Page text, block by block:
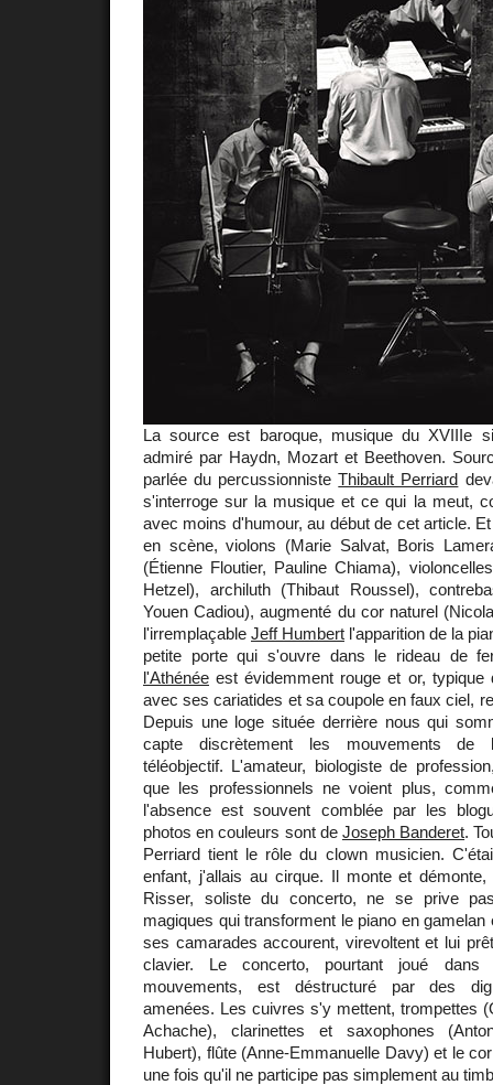
La source est baroque, musique du XVIIIe
admiré par Haydn, Mozart et Beethoven.
parlée du percussionnisteThibault Perriard
s'interroge sur la musique et ce qui la meut,
avec moins d'humour, au début de cet article.
en scène, violons (Marie Salvat, Boris
(Étienne Floutier, Pauline Chiama),
Hetzel), archiluth (Thibaut Roussel),
Youen Cadiou), augmenté du cor naturel
l'irremplaçable Jeff Humbert l'apparition de la
petite porte qui s'ouvre dans le rideau de
l'Athénée est évidemment rouge et or, typique
avec ses cariatides et sa coupole en faux ciel,
Depuis une loge située derrière nous qui
capte discrètement les mouvements de
téléobjectif. L'amateur, biologiste de
que les professionnels ne voient plus,
l'absence est souvent comblée par les
photos en couleurs sont de Joseph Banderet.
Perriard tient le rôle du clown musicien.
enfant, j'allais au cirque. Il monte et
Risser, soliste du concerto, ne se prive
magiques qui transforment le piano en
ses camarades accourent, virevoltent et lui
clavier. Le concerto, pourtant joué
mouvements, est déstructuré par des
amenées. Les cuivres s'y mettent, trompettes
Achache), clarinettes et saxophones
Hubert), flûte (Anne-Emmanuelle Davy) et le
une fois qu'il ne participe pas simplement au